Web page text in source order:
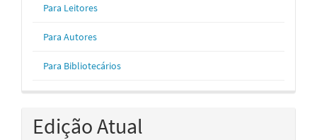
Para Leitores
Para Autores
Para Bibliotecários
Edição Atual